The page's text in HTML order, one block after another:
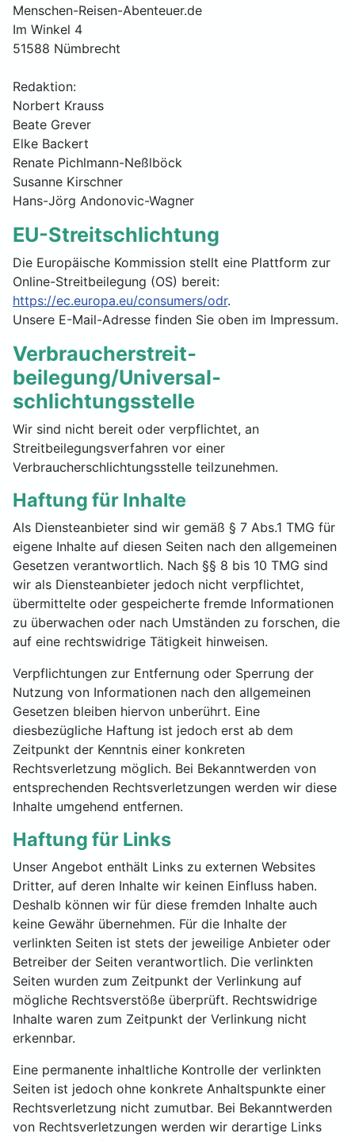
Menschen-Reisen-Abenteuer.de
Im Winkel 4
51588 Nümbrecht
Redaktion:
Norbert Krauss
Beate Grever
Elke Backert
Renate Pichlmann-Neßlböck
Susanne Kirschner
Hans-Jörg Andonovic-Wagner
EU-Streitschlichtung
Die Europäische Kommission stellt eine Plattform zur
Online-Streitbeilegung (OS) bereit:
https://ec.europa.eu/consumers/odr.
Unsere E-Mail-Adresse finden Sie oben im Impressum.
Verbraucher­streit­
beilegung/Universal­
schlichtungs­stelle
Wir sind nicht bereit oder verpflichtet, an
Streitbeilegungsverfahren vor einer
Verbraucherschlichtungsstelle teilzunehmen.
Haftung für Inhalte
Als Diensteanbieter sind wir gemäß § 7 Abs.1 TMG für
eigene Inhalte auf diesen Seiten nach den allgemeinen
Gesetzen verantwortlich. Nach §§ 8 bis 10 TMG sind
wir als Diensteanbieter jedoch nicht verpflichtet,
übermittelte oder gespeicherte fremde Informationen
zu überwachen oder nach Umständen zu forschen, die
auf eine rechtswidrige Tätigkeit hinweisen.
Verpflichtungen zur Entfernung oder Sperrung der
Nutzung von Informationen nach den allgemeinen
Gesetzen bleiben hiervon unberührt. Eine
diesbezügliche Haftung ist jedoch erst ab dem
Zeitpunkt der Kenntnis einer konkreten
Rechtsverletzung möglich. Bei Bekanntwerden von
entsprechenden Rechtsverletzungen werden wir diese
Inhalte umgehend entfernen.
Haftung für Links
Unser Angebot enthält Links zu externen Websites
Dritter, auf deren Inhalte wir keinen Einfluss haben.
Deshalb können wir für diese fremden Inhalte auch
keine Gewähr übernehmen. Für die Inhalte der
verlinkten Seiten ist stets der jeweilige Anbieter oder
Betreiber der Seiten verantwortlich. Die verlinkten
Seiten wurden zum Zeitpunkt der Verlinkung auf
mögliche Rechtsverstöße überprüft. Rechtswidrige
Inhalte waren zum Zeitpunkt der Verlinkung nicht
erkennbar.
Eine permanente inhaltliche Kontrolle der verlinkten
Seiten ist jedoch ohne konkrete Anhaltspunkte einer
Rechtsverletzung nicht zumutbar. Bei Bekanntwerden
von Rechtsverletzungen werden wir derartige Links